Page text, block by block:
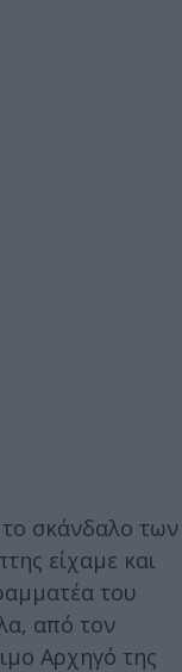
σκάνδαλο των
είχαμε και
του
από τον
Αρχηγό της